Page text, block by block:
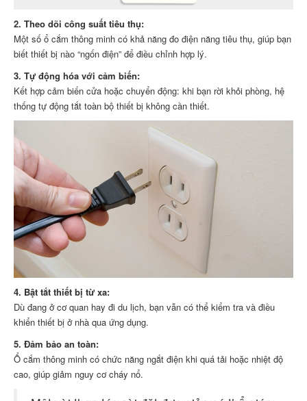
2. Theo dõi công suất tiêu thụ:
Một số ổ cắm thông minh có khả năng đo điện năng tiêu thụ, giúp bạn
biết thiết bị nào “ngốn điện” để điều chỉnh hợp lý.
3. Tự động hóa với cảm biến:
Kết hợp cảm biến cửa hoặc chuyển động: khi bạn rời khỏi phòng, hệ
thống tự động tắt toàn bộ thiết bị không cần thiết.
4. Bật tắt thiết bị từ xa:
Dù đang ở cơ quan hay đi du lịch, bạn vẫn có thể kiểm tra và điều
khiển thiết bị ở nhà qua ứng dụng.
5. Đảm bảo an toàn:
Ổ cắm thông minh có chức năng ngắt điện khi quá tải hoặc nhiệt độ
cao, giúp giảm nguy cơ cháy nổ.